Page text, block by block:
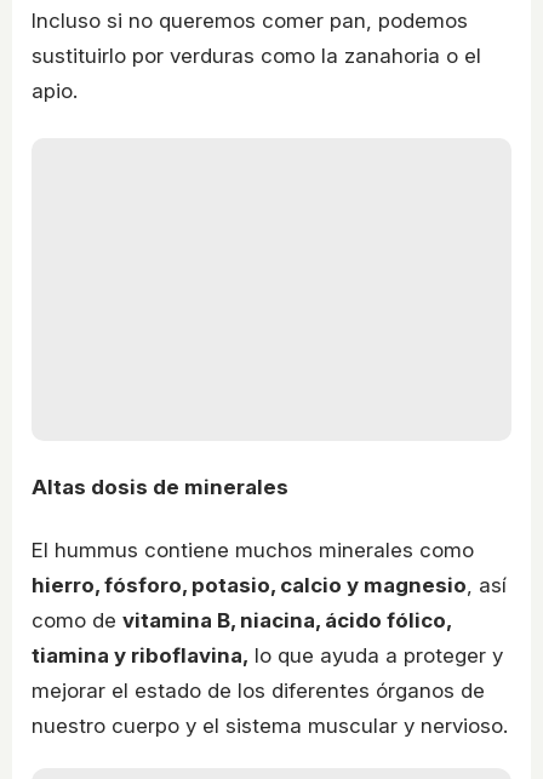
Incluso si no queremos comer pan, podemos
sustituirlo por verduras como la zanahoria o el
apio.
Altas dosis de minerales
El hummus contiene muchos minerales como
hierro, fósforo, potasio, calcio y magnesio , así
como de vitamina B, niacina, ácido fólico,
tiamina y riboflavina, lo que ayuda a proteger y
mejorar el estado de los diferentes órganos de
nuestro cuerpo y el sistema muscular y nervioso.